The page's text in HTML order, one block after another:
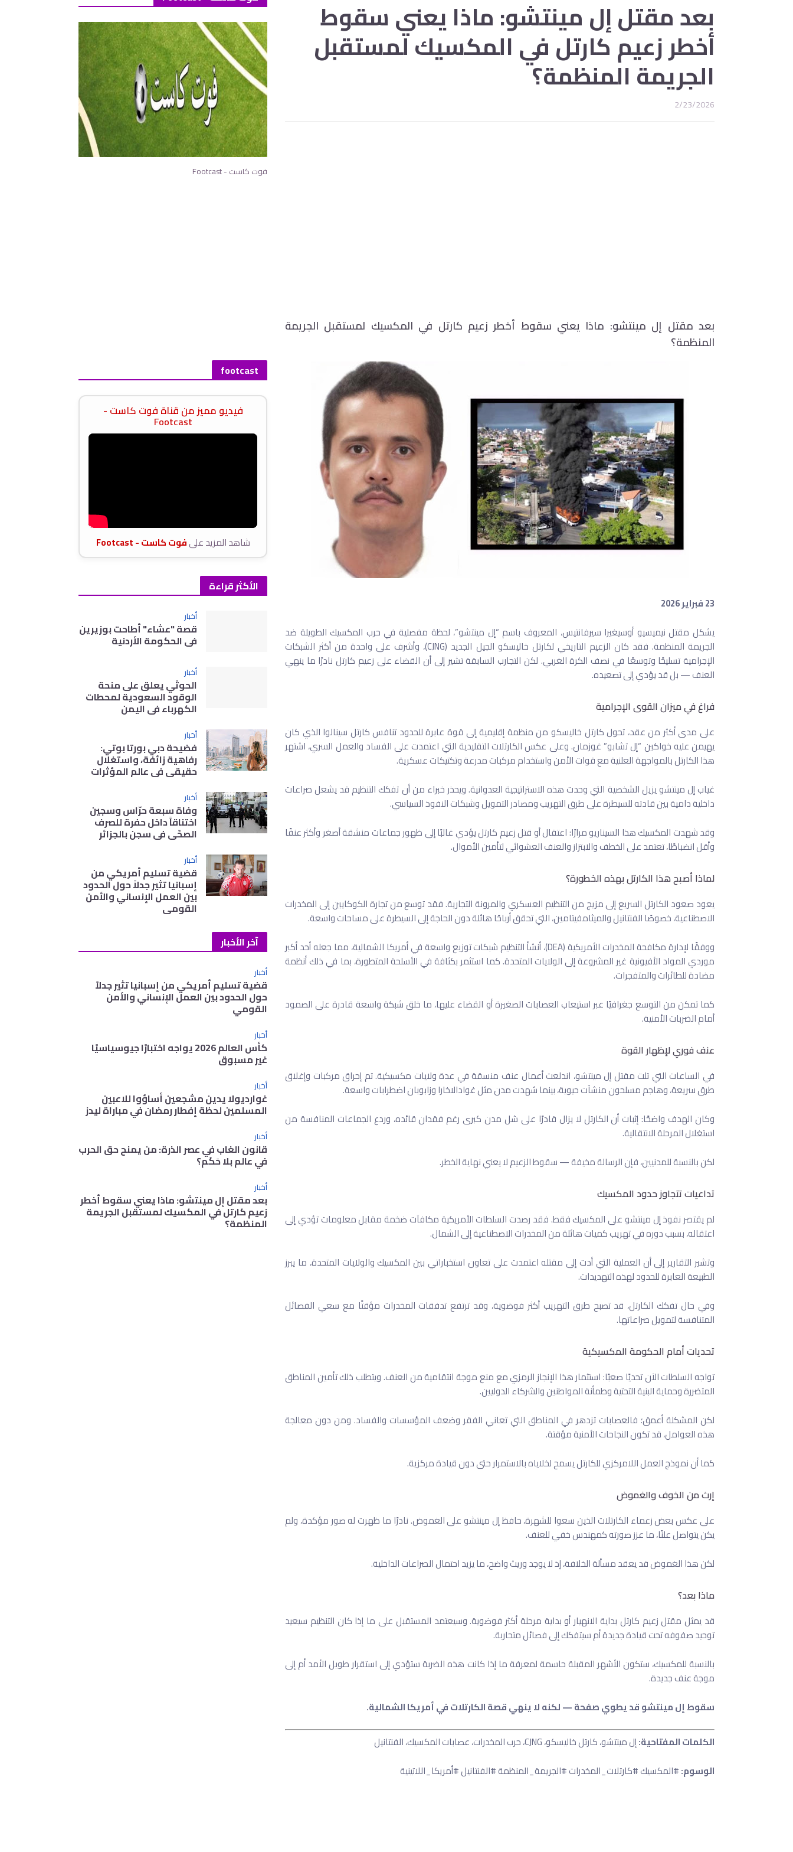
بعد مقتل إل مينتشو: ماذا يعني سقوط
أخطر زعيم كارتل في المكسيك لمستقبل
الجريمة المنظمة؟
2/23/2026
بعد مقتل إل مينتشو: ماذا يعني سقوط أخطر زعيم كارتل في المكسيك لمستقبل الجريمة
المنظمة؟
23 فبراير 2026
يشكل مقتل نيميسيو أوسيغيرا سيرفانتيس، المعروف باسم “إل مينتشو”، لحظة مفصلية في حرب المكسيك الطويلة ضد
الجريمة المنظمة. فقد كان الزعيم التاريخي لكارتل خاليسكو الجيل الجديد (CJNG)، وأشرف على واحدة من أكثر الشبكات
الإجرامية تسليحًا وتوسعًا في نصف الكرة الغربي. لكن التجارب السابقة تشير إلى أن القضاء على زعيم كارتل نادرًا ما ينهي
العنف — بل قد يؤدي إلى تصعيده.
فراغ في ميزان القوى الإجرامية
على مدى أكثر من عقد، تحول كارتل خاليسكو من منظمة إقليمية إلى قوة عابرة للحدود تنافس كارتل سينالوا الذي كان
يهيمن عليه خواكين “إل تشابو” غوزمان. وعلى عكس الكارتلات التقليدية التي اعتمدت على الفساد والعمل السري، اشتهر
هذا الكارتل بالمواجهة العلنية مع قوات الأمن واستخدام مركبات مدرعة وتكتيكات عسكرية.
غياب إل مينتشو يزيل الشخصية التي وحدت هذه الاستراتيجية العدوانية. ويحذر خبراء من أن تفكك التنظيم قد يشعل صراعات
داخلية دامية بين قادته للسيطرة على طرق التهريب ومصادر التمويل وشبكات النفوذ السياسي.
وقد شهدت المكسيك هذا السيناريو مرارًا: اعتقال أو قتل زعيم كارتل يؤدي غالبًا إلى ظهور جماعات منشقة أصغر وأكثر عنفًا
وأقل انضباطًا، تعتمد على الخطف والابتزاز والعنف العشوائي لتأمين الأموال.
لماذا أصبح هذا الكارتل بهذه الخطورة؟
يعود صعود الكارتل السريع إلى مزيج من التنظيم العسكري والمرونة التجارية. فقد توسع من تجارة الكوكايين إلى المخدرات
الاصطناعية، خصوصًا الفنتانيل والميثامفيتامين، التي تحقق أرباحًا هائلة دون الحاجة إلى السيطرة على مساحات واسعة.
ووفقًا لإدارة مكافحة المخدرات الأمريكية (DEA)، أنشأ التنظيم شبكات توزيع واسعة في أمريكا الشمالية، مما جعله أحد أكبر
موردي المواد الأفيونية غير المشروعة إلى الولايات المتحدة. كما استثمر بكثافة في الأسلحة المتطورة، بما في ذلك أنظمة
مضادة للطائرات والمتفجرات.
كما تمكن من التوسع جغرافيًا عبر استيعاب العصابات الصغيرة أو القضاء عليها، ما خلق شبكة واسعة قادرة على الصمود
أمام الضربات الأمنية.
عنف فوري لإظهار القوة
في الساعات التي تلت مقتل إل مينتشو، اندلعت أعمال عنف منسقة في عدة ولايات مكسيكية. تم إحراق مركبات وإغلاق
طرق سريعة، وهاجم مسلحون منشآت حيوية، بينما شهدت مدن مثل غوادالاخارا وزابوبان اضطرابات واسعة.
وكان الهدف واضحًا: إثبات أن الكارتل لا يزال قادرًا على شل مدن كبرى رغم فقدان قائده، وردع الجماعات المنافسة من
استغلال المرحلة الانتقالية.
لكن بالنسبة للمدنيين، فإن الرسالة مخيفة — سقوط الزعيم لا يعني نهاية الخطر.
تداعيات تتجاوز حدود المكسيك
لم يقتصر نفوذ إل مينتشو على المكسيك فقط. فقد رصدت السلطات الأمريكية مكافآت ضخمة مقابل معلومات تؤدي إلى
اعتقاله، بسبب دوره في تهريب كميات هائلة من المخدرات الاصطناعية إلى الشمال.
وتشير التقارير إلى أن العملية التي أدت إلى مقتله اعتمدت على تعاون استخباراتي بين المكسيك والولايات المتحدة، ما يبرز
الطبيعة العابرة للحدود لهذه التهديدات.
وفي حال تفكك الكارتل، قد تصبح طرق التهريب أكثر فوضوية، وقد ترتفع تدفقات المخدرات مؤقتًا مع سعي الفصائل
المتنافسة لتمويل صراعاتها.
تحديات أمام الحكومة المكسيكية
تواجه السلطات الآن تحديًا صعبًا: استثمار هذا الإنجاز الرمزي مع منع موجة انتقامية من العنف. ويتطلب ذلك تأمين المناطق
المتضررة وحماية البنية التحتية وطمأنة المواطنين والشركاء الدوليين.
لكن المشكلة أعمق؛ فالعصابات تزدهر في المناطق التي تعاني الفقر وضعف المؤسسات والفساد. ومن دون معالجة
هذه العوامل، قد تكون النجاحات الأمنية مؤقتة.
كما أن نموذج العمل اللامركزي للكارتل يسمح لخلاياه بالاستمرار حتى دون قيادة مركزية.
إرث من الخوف والغموض
على عكس بعض زعماء الكارتلات الذين سعوا للشهرة، حافظ إل مينتشو على الغموض. نادرًا ما ظهرت له صور مؤكدة، ولم
يكن يتواصل علنًا، ما عزز صورته كمهندس خفي للعنف.
لكن هذا الغموض قد يعقد مسألة الخلافة، إذ لا يوجد وريث واضح، ما يزيد احتمال الصراعات الداخلية.
ماذا بعد؟
قد يمثل مقتل زعيم كارتل بداية الانهيار أو بداية مرحلة أكثر فوضوية. وسيعتمد المستقبل على ما إذا كان التنظيم سيعيد
توحيد صفوفه تحت قيادة جديدة أم سيتفكك إلى فصائل متحاربة.
بالنسبة للمكسيك، ستكون الأشهر المقبلة حاسمة لمعرفة ما إذا كانت هذه الضربة ستؤدي إلى استقرار طويل الأمد أم إلى
موجة عنف جديدة.
سقوط إل مينتشو قد يطوي صفحة — لكنه لا ينهي قصة الكارتلات في أمريكا الشمالية.
الكلمات المفتاحية:إل مينتشو، كارتل خاليسكو، CJNG، حرب المخدرات، عصابات المكسيك، الفنتانيل
الوسوم:#المكسيك #كارتلات_المخدرات #الجريمة_المنظمة #الفنتانيل #أمريكا_اللاتينية
فوت كاست - Footcast
footcast
فيديو مميز من قناة فوت كاست -
Footcast
شاهد المزيد علىفوت كاست - Footcast
الأكثر قراءة
أخبار
قصة "عشاء" أطاحت بوزيرين
في الحكومة الأردنية
أخبار
الحوثي يعلق على منحة
الوقود السعودية لمحطات
الكهرباء في اليمن
أخبار
فضيحة دبي بورتا بوتي:
رفاهية زائفة، واستغلال
حقيقي في عالم المؤثرات
أخبار
وفاة سبعة حرّاس وسجين
اختناقاً داخل حفرة للصرف
الصحّي في سجن بالجزائر
أخبار
قضية تسليم أمريكي من
إسبانيا تثير جدلاً حول الحدود
بين العمل الإنساني والأمن
القومي
آخر الأخبار
أخبار
قضية تسليم أمريكي من إسبانيا تثير جدلاً
حول الحدود بين العمل الإنساني والأمن
القومي
أخبار
كأس العالم 2026 يواجه اختبارًا جيوسياسيًا
غير مسبوق
أخبار
غوارديولا يدين مشجعين أساؤوا للاعبين
المسلمين لحظة إفطار رمضان في مباراة ليدز
أخبار
قانون الغاب في عصر الذرة: من يمنح حق الحرب
في عالم بلا حَكَم؟
أخبار
بعد مقتل إل مينتشو: ماذا يعني سقوط أخطر
زعيم كارتل في المكسيك لمستقبل الجريمة
المنظمة؟